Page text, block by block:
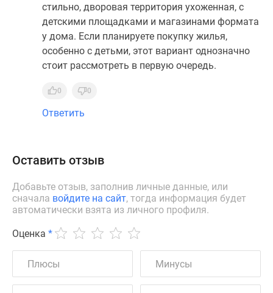
стильно, дворовая территория ухоженная, с
детскими площадками и магазинами формата
у дома. Если планируете покупку жилья,
особенно с детьми, этот вариант однозначно
стоит рассмотреть в первую очередь.
0 0
Ответить
Оставить отзыв
Добавьте отзыв, заполнив личные данные, или
сначала войдите на сайт, тогда информация будет
автоматически взята из личного профиля.
Оценка *